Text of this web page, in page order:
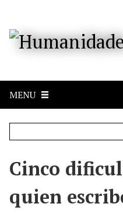
a
c
MENU
Cinco
quien